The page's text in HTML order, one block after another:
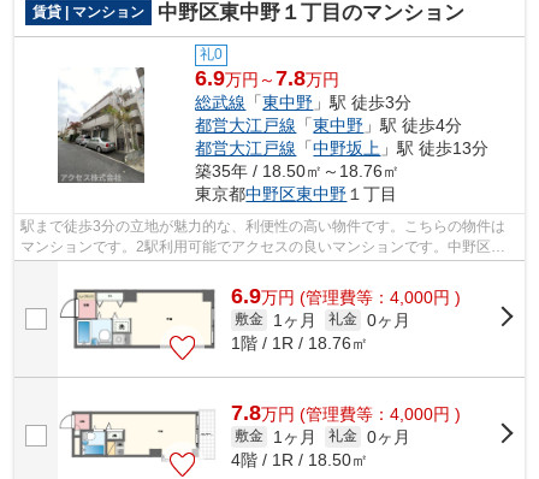
賃貸 | マンション 中野区東中野１丁目のマンション
礼0
6.9万円～7.8万円
総武線 「東中野 」駅 徒歩3分
都営大江戸線 「東中野 」駅 徒歩4分
都営大江戸線 「中野坂上 」駅 徒歩13分
築35年 / 18.50㎡～18.76㎡
東京都中野区東中野 １丁目
駅まで徒歩3分の立地が魅力的な、利便性の高い物件です。こちらの物件は
マンションです。2駅利用可能でアクセスの良いマンションです。中野区の
6.9万円 (管理費等：4,000円 )
敷金 1ヶ月 礼金 0ヶ月
1階 / 1R / 18.76㎡
7.8万円 (管理費等：4,000円 )
敷金 1ヶ月 礼金 0ヶ月
4階 / 1R / 18.50㎡